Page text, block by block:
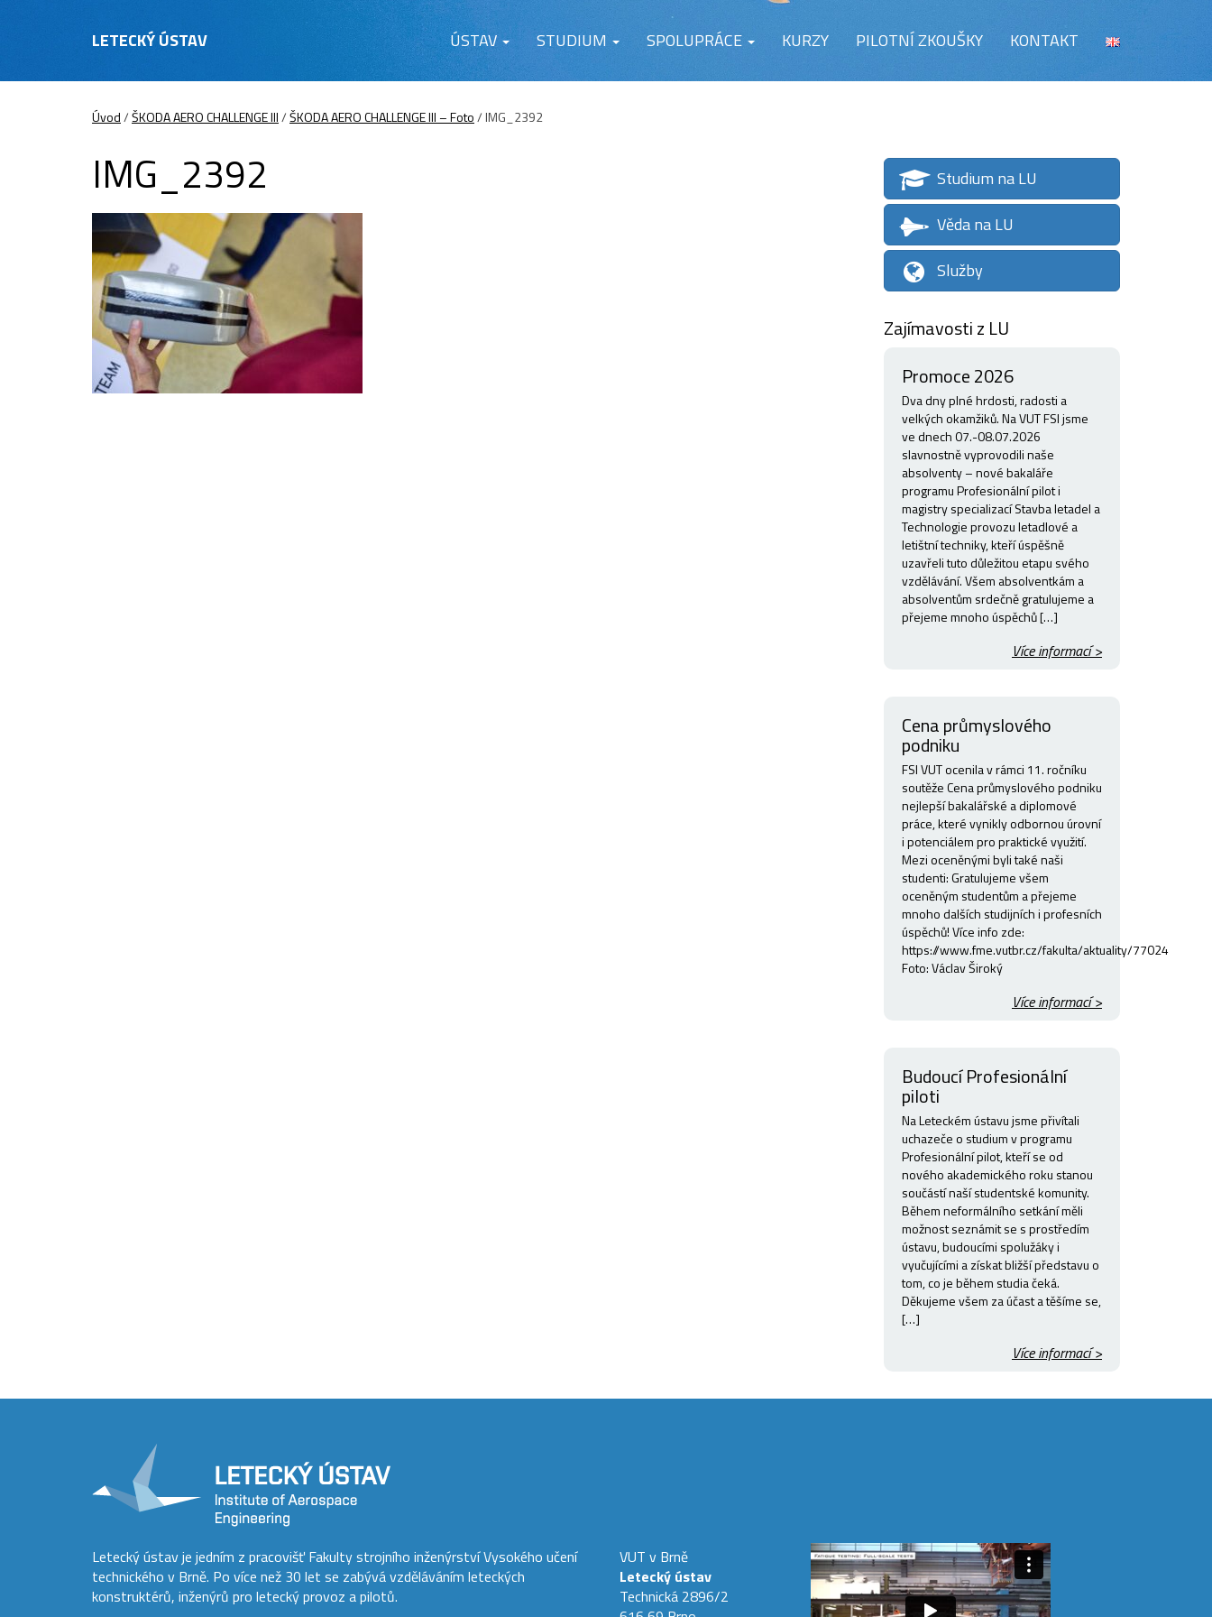
LETECKÝ ÚSTAV ÚSTAV STUDIUM SPOLUPRÁCE KURZY PILOTNÍ ZKOUŠKY KONTAKT
Úvod/ŠKODA AERO CHALLENGE III/ŠKODA AERO CHALLENGE III – Foto/IMG_2392
IMG_2392
Studium na LU
Věda na LU
Služby
Zajímavosti z LU
Promoce 2026
Dva dny plné hrdosti, radosti a
velkých okamžiků. Na VUT FSI jsme
ve dnech 07.-08.07.2026
slavnostně vyprovodili naše
absolventy – nové bakaláře
programu Profesionální pilot i
magistry specializací Stavba letadel a
Technologie provozu letadlové a
letištní techniky, kteří úspěšně
uzavřeli tuto důležitou etapu svého
vzdělávání. Všem absolventkám a
absolventům srdečně gratulujeme a
přejeme mnoho úspěchů […]
Více informací >
Cena průmyslového
podniku
FSI VUT ocenila v rámci 11. ročníku
soutěže Cena průmyslového podniku
nejlepší bakalářské a diplomové
práce, které vynikly odbornou úrovní
i potenciálem pro praktické využití.
Mezi oceněnými byli také naši
studenti: Gratulujeme všem
oceněným studentům a přejeme
mnoho dalších studijních i profesních
úspěchů! Více info zde:
https://www.fme.vutbr.cz/fakulta/aktuality/77024
Foto: Václav Široký
Více informací >
Budoucí Profesionální
piloti
Na Leteckém ústavu jsme přivítali
uchazeče o studium v programu
Profesionální pilot, kteří se od
nového akademického roku stanou
součástí naší studentské komunity.
Během neformálního setkání měli
možnost seznámit se s prostředím
ústavu, budoucími spolužáky i
vyučujícími a získat bližší představu o
tom, co je během studia čeká.
Děkujeme všem za účast a těšíme se,
[…]
Více informací >
Letecký ústav je jedním z pracovišť Fakulty strojního inženýrství Vysokého učení
technického v Brně. Po více než 30 let se zabývá vzděláváním leteckých
konstruktérů, inženýrů pro letecký provoz a pilotů.
VUT v Brně
Letecký ústav
Technická 2896/2